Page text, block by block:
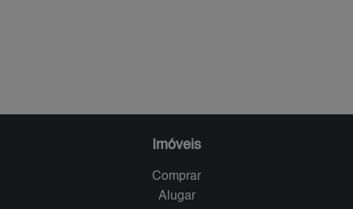
Imóveis
Comprar
Alugar